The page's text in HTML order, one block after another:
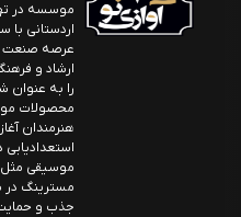
موسسه در
اردستانی
عرصه صنعت
ارشاد و
را به عنوان
محصولات
هنرمندان
موسیقی
مسترینگ در
جذب و